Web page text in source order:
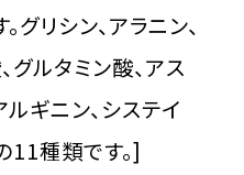
グリシン、アラニン、
グルタミン酸、アス
ルギニン、システイ
11種類です。]